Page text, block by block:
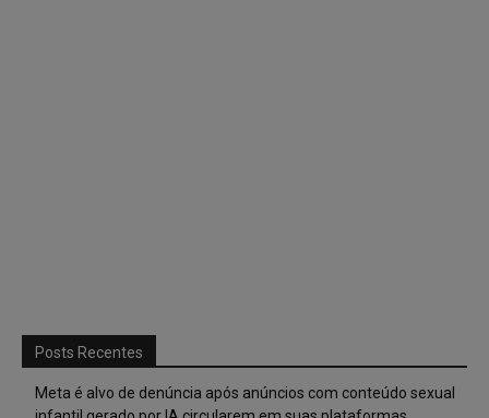
Posts Recentes
Meta é alvo de denúncia após anúncios com conteúdo sexual